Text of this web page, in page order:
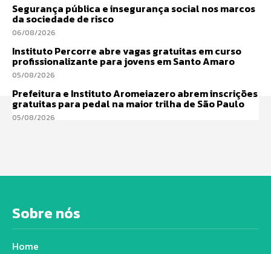
Segurança pública e insegurança social nos marcos
da sociedade de risco
06/08/2026
Instituto Percorre abre vagas gratuitas em curso
profissionalizante para jovens em Santo Amaro
05/08/2026
Prefeitura e Instituto Aromeiazero abrem inscrições
gratuitas para pedal na maior trilha de São Paulo
05/08/2026
Sobre nós
Home